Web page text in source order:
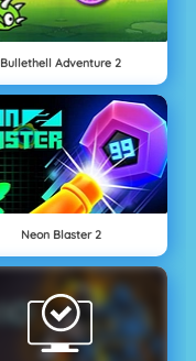
Bullethell Adventure 2
Neon Blaster 2